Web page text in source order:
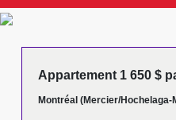
Appartement 1 650 $
Montréal (Mercier/